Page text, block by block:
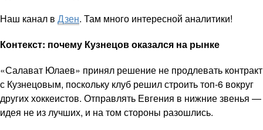
Наш канал в Дзен. Там много интересной аналитики!
Контекст: почему Кузнецов оказался на рынке
«Салават Юлаев» принял решение не продлевать контракт
с Кузнецовым, поскольку клуб решил строить топ-6 вокруг
других хоккеистов. Отправлять Евгения в нижние звенья —
идея не из лучших, и на том стороны разошлись.